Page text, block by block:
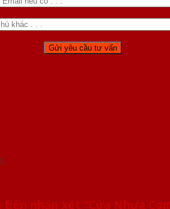
nhận xét “Cửa Nhựa